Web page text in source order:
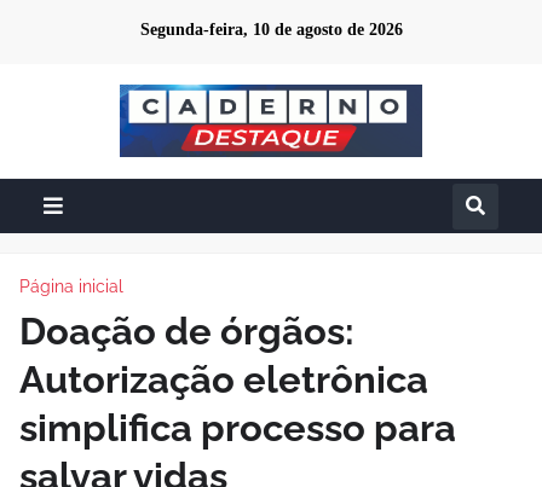
Segunda-feira, 10 de agosto de 2026
Página inicial
Doação de órgãos:
Autorização eletrônica
simplifica processo para
salvar vidas